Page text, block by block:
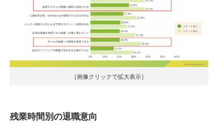
［画像クリックで拡大表示］
残業時間別の退職意向